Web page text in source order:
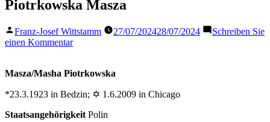
Piotrkowska Masza
Veröffentlicht
von
Franz-Josef Wittstamm 27/07/202428/07/2024
Schreiben Sie
einen Kommentarzu
Masza/Masha Piotrkowska
*23.3.1923 in Bedzin; ✡ 1.6.2009 in Chicago
Staatsangehörigkeit Polin